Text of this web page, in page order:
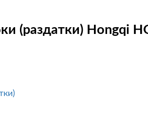
(раздатки) Hongqi